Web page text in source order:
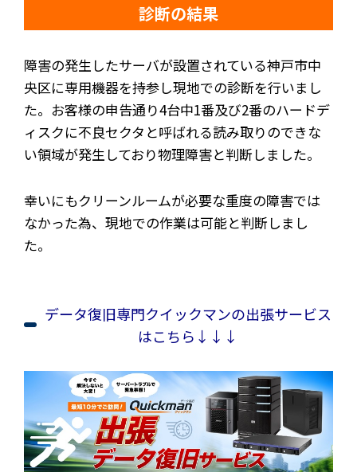
診断の結果
障害の発生したサーバが設置されている神戸市中
央区に専用機器を持参し現地での診断を行いまし
た。お客様の申告通り4台中1番及び2番のハードデ
ィスクに不良セクタと呼ばれる読み取りのできな
い領域が発生しており物理障害と判断しました。
幸いにもクリーンルームが必要な重度の障害では
なかった為、現地での作業は可能と判断しまし
た。
データ復旧専門クイックマンの出張サービス
はこちら↓↓↓